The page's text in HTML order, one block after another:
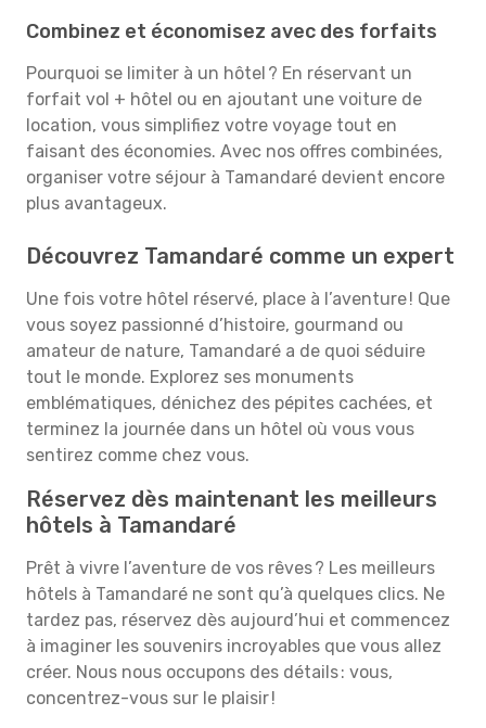
Combinez et économisez avec des forfaits
Pourquoi se limiter à un hôtel ? En réservant un
forfait vol + hôtel ou en ajoutant une voiture de
location, vous simplifiez votre voyage tout en
faisant des économies. Avec nos offres combinées,
organiser votre séjour à Tamandaré devient encore
plus avantageux.
Découvrez Tamandaré comme un expert
Une fois votre hôtel réservé, place à l’aventure ! Que
vous soyez passionné d’histoire, gourmand ou
amateur de nature, Tamandaré a de quoi séduire
tout le monde. Explorez ses monuments
emblématiques, dénichez des pépites cachées, et
terminez la journée dans un hôtel où vous vous
sentirez comme chez vous.
Réservez dès maintenant les meilleurs
hôtels à Tamandaré
Prêt à vivre l’aventure de vos rêves ? Les meilleurs
hôtels à Tamandaré ne sont qu’à quelques clics. Ne
tardez pas, réservez dès aujourd’hui et commencez
à imaginer les souvenirs incroyables que vous allez
créer. Nous nous occupons des détails : vous,
concentrez-vous sur le plaisir !